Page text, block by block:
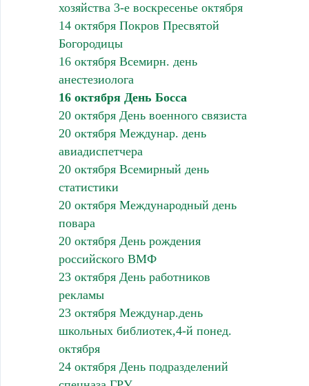
хозяйства 3-е воскресенье октября
14 октября Покров Пресвятой
Богородицы
16 октября Всемирн. день
анестезиолога
16 октября День Босса
20 октября День военного связиста
20 октября Междунар. день
авиадиспетчера
20 октября Всемирный день
статистики
20 октября Международный день
повара
20 октября День рождения
российского ВМФ
23 октября День работников
рекламы
23 октября Междунар.день
школьных библиотек,4-й понед.
октября
24 октября День подразделений